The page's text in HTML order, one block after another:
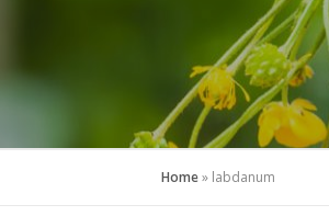
Home» labdanum